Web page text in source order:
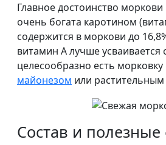
Главное достоинство
очень богата каротином
содержится в моркови до
витамин А лучше усваивается
целесообразно есть
майонезом или
Состав и полезные